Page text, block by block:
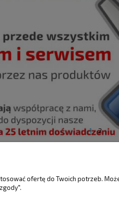
1 2
ofertę do Twoich potrzeb.